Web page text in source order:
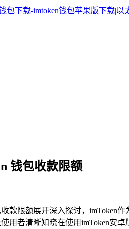
钱包收款限额
款限额展开深入探讨，imToken
用者清晰知晓在使用imToken安